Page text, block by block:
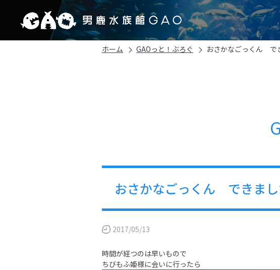
ホーム GAOっと！ぶろぐ おさかなごっくん で
おさかなごっくん できま
2017/05/13
時間が経つのは早いもので
ちびもふ姫様に会いに行ったら